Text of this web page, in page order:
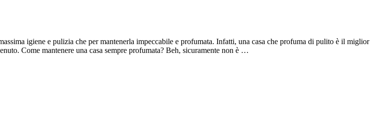
igiene e pulizia che per mantenerla impeccabile e profumata. Infatti, una casa che profuma di pulito è il miglior
Come mantenere una casa sempre profumata? Beh, sicuramente non è …